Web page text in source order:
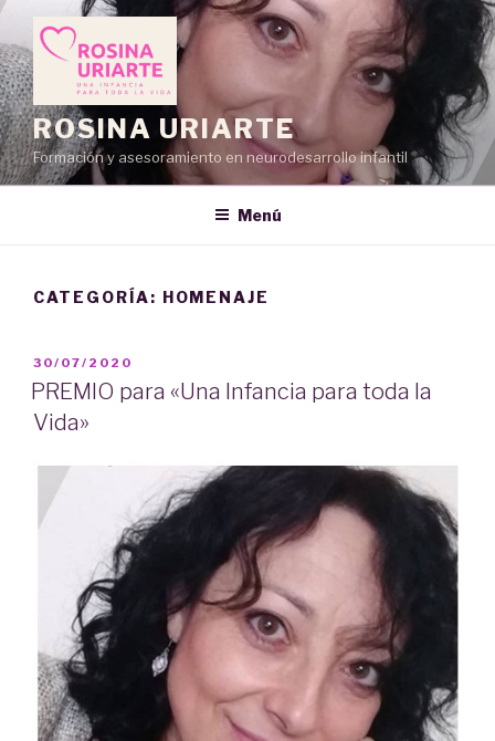
Saltar
al
contenido
ROSINA URIARTE
Formación y asesoramiento en neurodesarrollo infantil
Menú
CATEGORÍA: HOMENAJE
PUBLICADO
EL
30/07/2020
PREMIO para «Una Infancia para toda la
Vida»